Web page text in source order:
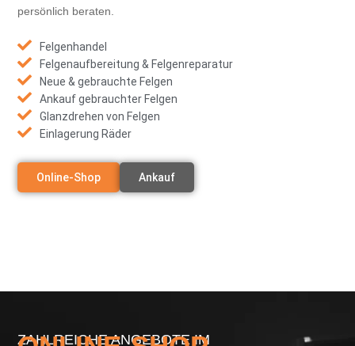
persönlich beraten.
Felgenhandel
Felgenaufbereitung & Felgenreparatur
Neue & gebrauchte Felgen
Ankauf gebrauchter Felgen
Glanzdrehen von Felgen
Einlagerung Räder
Online-Shop Ankauf
ZAHLREICHE ANGEBOTE IM